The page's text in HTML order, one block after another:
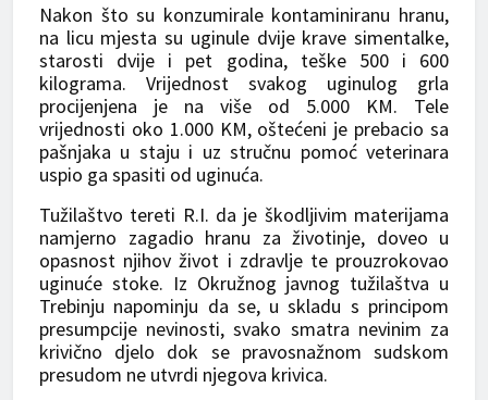
Nakon što su konzumirale kontaminiranu hranu,
na licu mjesta su uginule dvije krave simentalke,
starosti dvije i pet godina, teške 500 i 600
kilograma. Vrijednost svakog uginulog grla
procijenjena je na više od 5.000 KM. Tele
vrijednosti oko 1.000 KM, oštećeni je prebacio sa
pašnjaka u staju i uz stručnu pomoć veterinara
uspio ga spasiti od uginuća.
Tužilaštvo tereti R.I. da je škodljivim materijama
namjerno zagadio hranu za životinje, doveo u
opasnost njihov život i zdravlje te prouzrokovao
uginuće stoke. Iz Okružnog javnog tužilaštva u
Trebinju napominju da se, u skladu s principom
presumpcije nevinosti, svako smatra nevinim za
krivično d‌jelo dok se pravosnažnom sudskom
presudom ne utvrdi njegova krivica.